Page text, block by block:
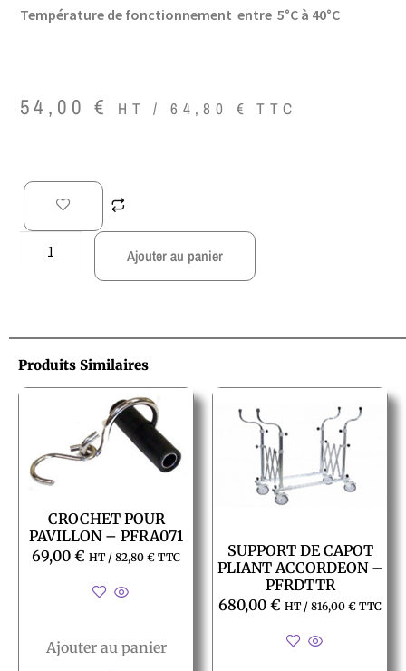
Température de fonctionnement entre 5°C à 40°C
54,00€ HT /64,80 € TTC
Ajouter au panier
Produits Similaires
CROCHET POUR
PAVILLON – PFRA071
69,00 € HT / 82,80 € TTC
Ajouter au panier
SUPPORT DE CAPOT
PLIANT ACCORDEON –
PFRDTTR
680,00 € HT / 816,00 € TTC